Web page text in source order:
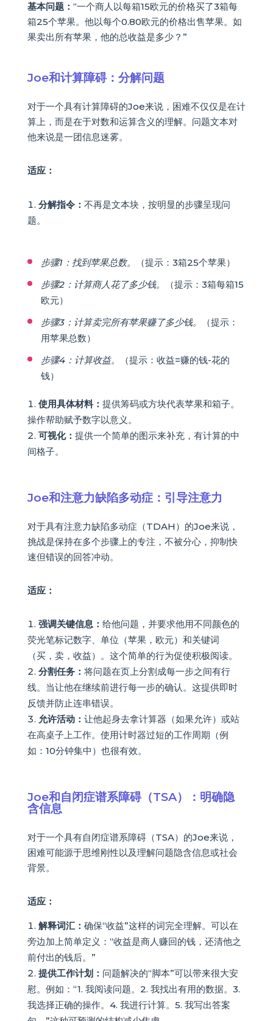
基本问题： “一个商人以每箱15欧元的价格买了3箱每
箱25个苹果。他以每个0.80欧元的价格出售苹果。如
果卖出所有苹果，他的总收益是多少？”
Joe和计算障碍：分解问题
对于一个具有计算障碍的Joe来说，困难不仅仅是在计
算上，而是在于对数和运算含义的理解。问题文本对
他来说是一团信息迷雾。
适应：
分解指令： 不再是文本块，按明显的步骤呈现问
题。
步骤1：找到苹果总数。
（提示：3箱25个苹果）
步骤2：计算商人花了多少钱。
（提示：3箱每箱15
欧元）
步骤3：计算卖完所有苹果赚了多少钱。
（提示：
用苹果总数）
步骤4：计算收益。
（提示：收益=赚的钱-花的
钱）
使用具体材料： 提供筹码或方块代表苹果和箱子。
操作帮助赋予数字以意义。
可视化： 提供一个简单的图示来补充，有计算的中
间格子。
Joe和注意力缺陷多动症：引导注意力
对于具有注意力缺陷多动症（TDAH）的Joe来说，
挑战是保持在多个步骤上的专注，不被分心，抑制快
速但错误的回答冲动。
适应：
强调关键信息： 给他问题，并要求他用不同颜色的
荧光笔标记数字、单位（苹果，欧元）和关键词
（买，卖，收益）。这个简单的行为促使积极阅读。
分割任务： 将问题在页上分割成每一步之间有行
线。当让他在继续前进行每一步的确认。这提供即时
反馈并防止连串错误。
允许活动： 让他起身去拿计算器（如果允许）或站
在高桌子上工作。使用计时器过短的工作周期（例
如：10分钟集中）也很有效。
Joe和自闭症谱系障碍（TSA）：明确隐
含信息
对于一个具有自闭症谱系障碍（TSA）的Joe来说，
困难可能源于思维刚性以及理解问题隐含信息或社会
背景。
适应：
解释词汇： 确保“收益”这样的词完全理解。可以在
旁边加上简单定义：“收益是商人赚回的钱，还清他之
前付出的钱后。”
提供工作计划： 问题解决的“脚本”可以带来很大安
慰。例如：“1. 我阅读问题。2. 我找出有用的数据。3.
我选择正确的操作。4. 我进行计算。5. 我写出答案